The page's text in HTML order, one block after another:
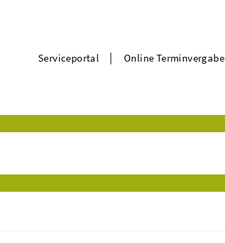
Serviceportal | Online Terminvergabe